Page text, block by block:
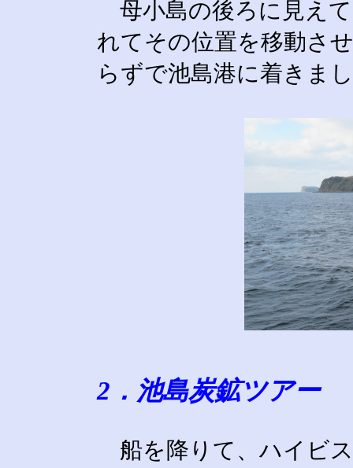
母小島の後ろに見え
れてその位置を移動さ
らずで池島港に着きま
2．池島炭鉱ツアー
船を降りて、ハイビ